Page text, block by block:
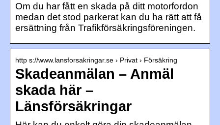
Om du har fått en skada på ditt motorfordon
medan det stod parkerat kan du ha rätt att få
ersättning från Trafikförsäkringsföreningen.
http s://www.lansforsakringar.se › Privat › Försäkring
Skadeanmälan – Anmäl
skada här –
Länsförsäkringar